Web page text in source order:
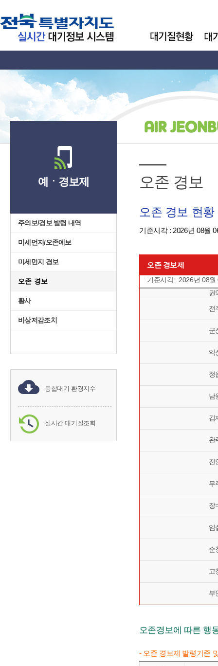
예ㆍ경보제
주의보/경보 발령 내역
미세먼지/오존예보
미세먼지 경보
오존 경보
황사
비상저감조치
통합대기 환경지수
실시간 대기질조회
오존 경보
오존 경보 현황
기준시각 : 2026년 08월
오존 경보제
기준시각 : 2026년 08월
권
전
군
익
정
남
김
완
진
무
장
임
순
고
부
오존경보에 따른 행
- 오존 경보제 발령기준